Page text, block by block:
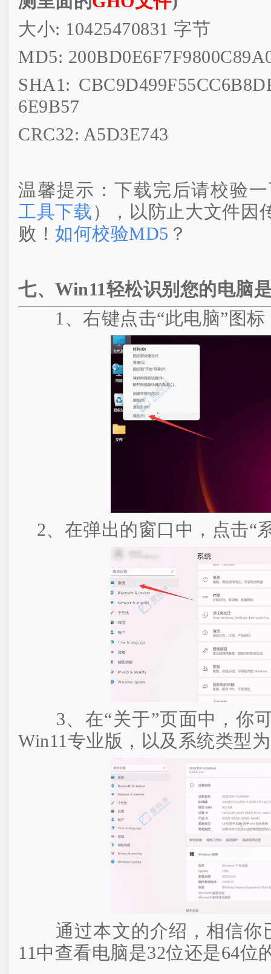
大小: 10425470831 字节
MD5:
SHA1:
6E9B57
CRC32: A5D3E743
温馨提示：下载完后请校验
工具下载 ），以防止大文件因
败！ 如何校验MD5 ？
七、Win11轻松识别您的电脑
1、右键点击“此电脑”图标
2、在弹出的窗口中，点击“
3、在“关于”页面中，你可
Win11专业版，以及系统类型
通过本文的介绍，相信你
11中查看电脑是32位还是64位